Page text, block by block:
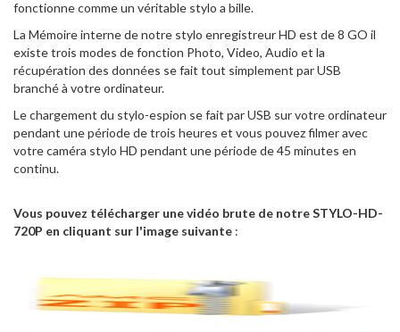
fonctionne comme un véritable stylo a bille.
La Mémoire interne de notre stylo enregistreur HD est de 8 GO il
existe trois modes de fonction Photo, Video, Audio et la
récupération des données se fait tout simplement par USB
branché à votre ordinateur.
Le chargement du stylo-espion se fait par USB sur votre ordinateur
pendant une période de trois heures et vous pouvez filmer avec
votre caméra stylo HD pendant une période de 45 minutes en
continu.
Vous pouvez télécharger une vidéo brute de notre STYLO-HD-
720P en cliquant sur l'image suivante :